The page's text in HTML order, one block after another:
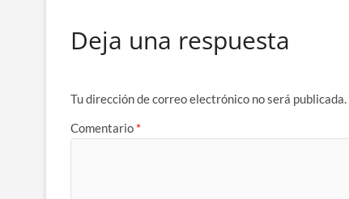
Deja una respuesta
Tu dirección de correo electrónico no será publicada.
Comentario *